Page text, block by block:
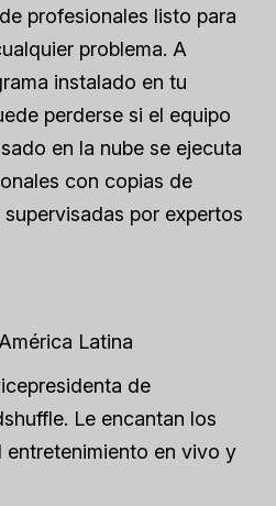
profesionales listo para
problema. A
instalado en tu
perderse si el equipo
en la nube se ejecuta
con copias de
por expertos
Latina
de
Le encantan los
entretenimiento en vivo y